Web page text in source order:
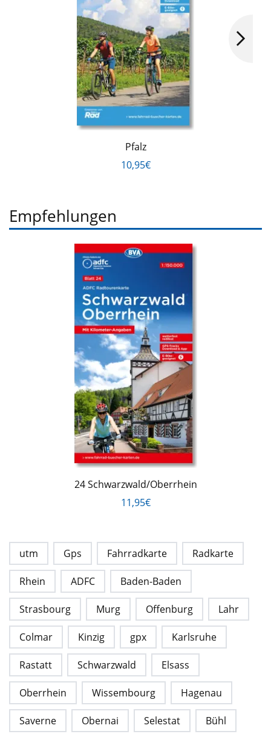
Pfalz
10,95€
Empfehlungen
24 Schwarzwald/Oberrhein
11,95€
utm Gps Fahrradkarte Radkarte
Rhein ADFC Baden-Baden
Strasbourg Murg Offenburg Lahr
Colmar Kinzig gpx Karlsruhe
Rastatt Schwarzwald Elsass
Oberrhein Wissembourg Hagenau
Saverne Obernai Selestat Bühl